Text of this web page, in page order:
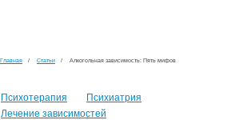
Главная / Статьи / Алкогольная зависимость: Пять мифов
Психотерапия
Психиатрия
Лечение зависимостей